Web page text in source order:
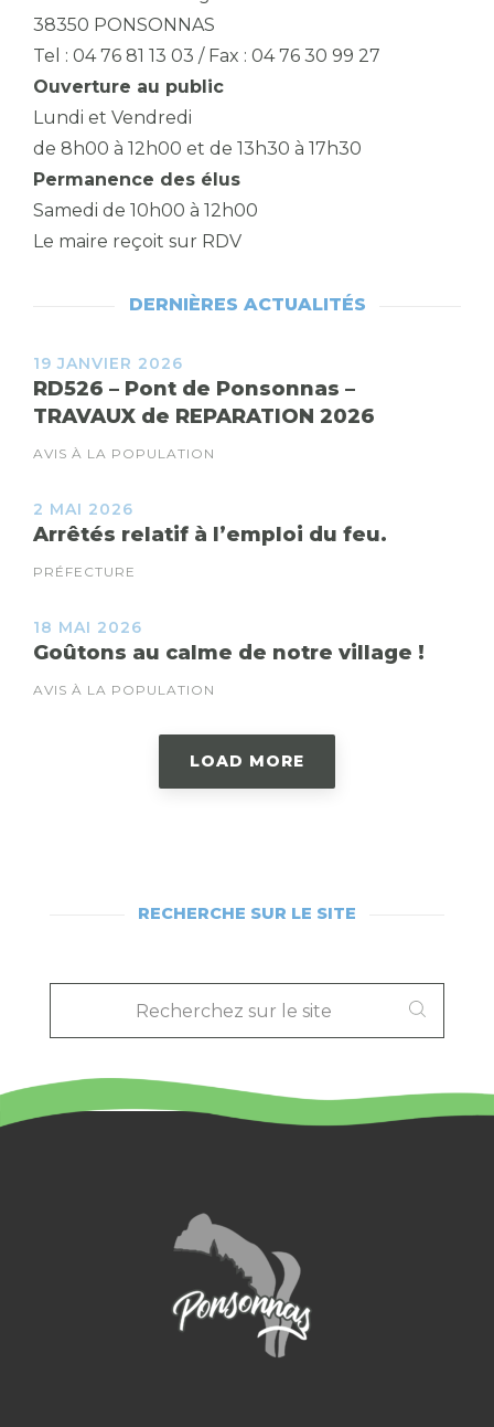
38350 PONSONNAS
Tel : 04 76 81 13 03 / Fax : 04 76 30 99 27
Ouverture au public
Lundi et Vendredi
de 8h00 à 12h00 et de 13h30 à 17h30
Permanence des élus
Samedi de 10h00 à 12h00
Le maire reçoit sur RDV
DERNIÈRES ACTUALITÉS
19 JANVIER 2026
RD526 – Pont de Ponsonnas –
TRAVAUX de REPARATION 2026
AVIS À LA POPULATION
2 MAI 2026
Arrêtés relatif à l’emploi du feu.
PRÉFECTURE
18 MAI 2026
Goûtons au calme de notre village !
AVIS À LA POPULATION
LOAD MORE
RECHERCHE SUR LE SITE
RECHERCHEZ
LE
SITE